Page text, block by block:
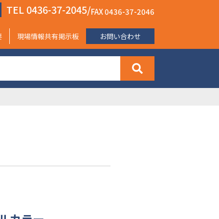
TEL 0436-37-2045/FAX 0436-37-2046
現場情報共有掲示板 お問い合わせ